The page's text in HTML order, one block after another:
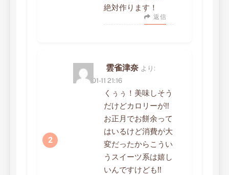
絶対作ります！
返信
雲雀津奈 より:
2023-01-11 21:16
くぅぅ！美味しそう
だけどカロリーが!!
お正月でお餅余って
はいるけど消費が大
変だったからこうい
うスイーツ系は嬉し
いんですけども!!